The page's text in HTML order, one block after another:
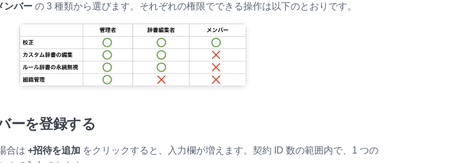
ンバー の 3 種類から選びます。それぞれの権限でできる操作は以下のとおりです。
ーを登録する
合は +招待を追加 をクリックすると、入力欄が増えます。契約 ID 数の範囲内で、1 つの